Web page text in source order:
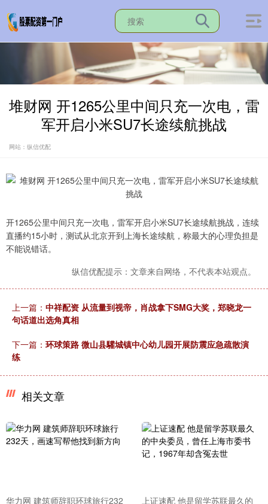
堆财网 开1265公里中间只充一次电，雷
军开启小米SU7长途续航挑战
网站：纵信优配
开1265公里中间只充一次电，雷军开启小米SU7长途续航挑战，连续
直播约15小时，测试从北京开到上海长途续航，称最大的心理负担是
不能说错话。
纵信优配提示：文章来自网络，不代表本站观点。
上一篇： 中祥配资 从流量到视帝，肖战拿下SMG大奖，郑晓龙一
句话道出选角真相
下一篇： 环球策路 微山县驩城镇中心幼儿园开展防震应急疏散演
练
相关文章
华力网 建筑师辞职环球旅行232
上证速配 他是留学苏联最久的